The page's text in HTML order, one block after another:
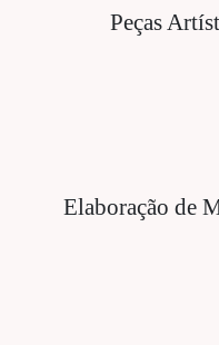
Peças
Elaboração de